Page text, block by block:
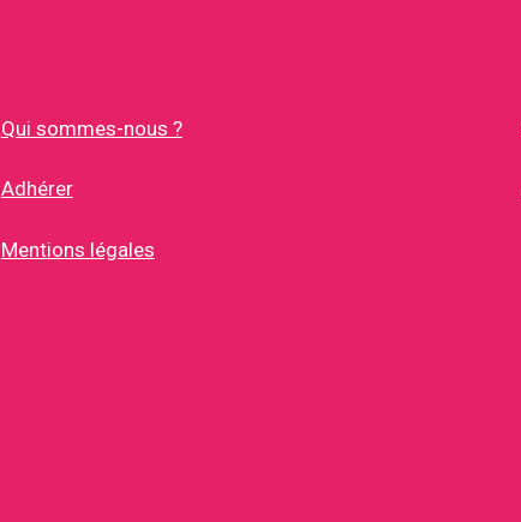
Qui sommes-nous ?
Adhérer
Mentions légales